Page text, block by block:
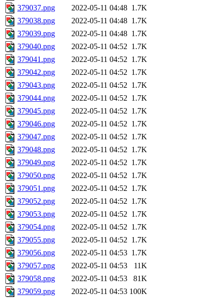
379037.png
2022-05-11 04:48 1.7K
379038.png
2022-05-11 04:48 1.7K
379039.png
2022-05-11 04:48 1.7K
379040.png
2022-05-11 04:52 1.7K
379041.png
2022-05-11 04:52 1.7K
379042.png
2022-05-11 04:52 1.7K
379043.png
2022-05-11 04:52 1.7K
379044.png
2022-05-11 04:52 1.7K
379045.png
2022-05-11 04:52 1.7K
379046.png
2022-05-11 04:52 1.7K
379047.png
2022-05-11 04:52 1.7K
379048.png
2022-05-11 04:52 1.7K
379049.png
2022-05-11 04:52 1.7K
379050.png
2022-05-11 04:52 1.7K
379051.png
2022-05-11 04:52 1.7K
379052.png
2022-05-11 04:52 1.7K
379053.png
2022-05-11 04:52 1.7K
379054.png
2022-05-11 04:52 1.7K
379055.png
2022-05-11 04:52 1.7K
379056.png
2022-05-11 04:53 1.7K
379057.png
2022-05-11 04:53
11K
379058.png
2022-05-11 04:53
81K
379059.png
2022-05-11 04:53 100K